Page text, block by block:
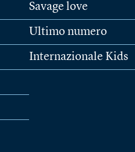
Savage love
Ultimo numero
Internazionale Kids